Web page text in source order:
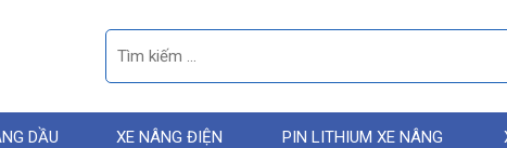
DẦU XE NÂNG ĐIỆN PIN LITHIUM XE NÂNG